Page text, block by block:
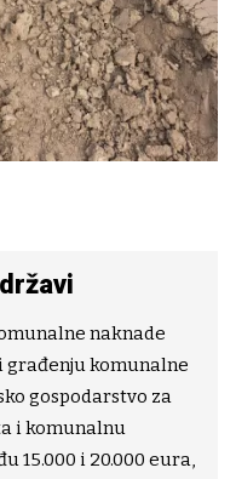
naknade
građenju komunalne
gospodarstvo za
i komunalnu
15.000 i 20.000 eura,